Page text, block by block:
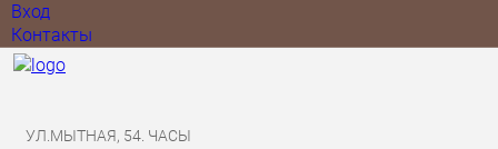
Вход
Контакты
УЛ.МЫТНАЯ, 54. ЧАСЫ